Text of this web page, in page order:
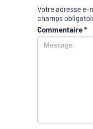
Votre adresse e-
champs
Commentaire*